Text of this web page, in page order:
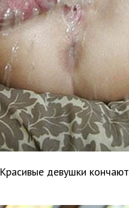
Красивые девушки кончают